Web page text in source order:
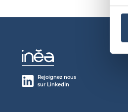
Rejoignez nous
sur LinkedIn